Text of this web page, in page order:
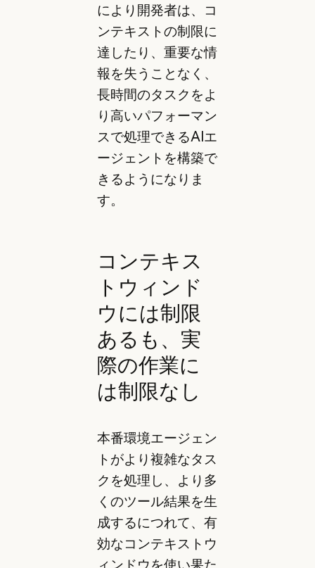
により開発者は、コ
ンテキストの制限に
達したり、重要な情
報を失うことなく、
長時間のタスクをよ
り高いパフォーマン
スで処理できるAIエ
ージェントを構築で
きるようになりま
す。
コンテキス
トウィンド
ウには制限
あるも、実
際の作業に
は制限なし
本番環境エージェン
トがより複雑なタス
クを処理し、より多
くのツール結果を生
成するにつれて、有
効なコンテキストウ
ィンドウを使い果た